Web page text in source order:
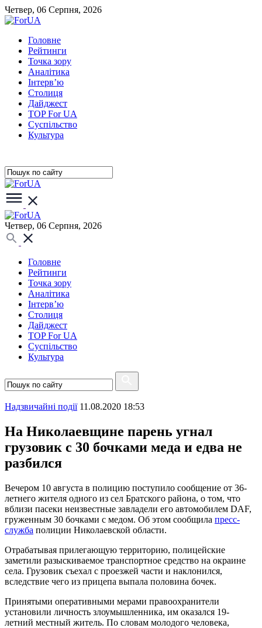
Четвер, 06 Серпня, 2026
Головне
Рейтинги
Точка зору
Аналітика
Інтерв’ю
Столиця
Дайджест
TOP For UA
Суспiльство
Культура
Четвер, 06 Серпня, 2026
Головне
Рейтинги
Точка зору
Аналітика
Інтерв’ю
Столиця
Дайджест
TOP For UA
Суспiльство
Культура
Надзвичайні події 11.08.2020 18:53
На Николаевщине парень угнал
грузовик с 30 бочками меда и едва не
разбился
Вечером 10 августа в полицию поступило сообщение от 36-
летнего жителя одного из сел Братского района, о том, что
вблизи пасеки неизвестные завладели его автомобилем DAF,
груженным 30 бочками с медом. Об этом сообщила пресс-
служба полиции Николаевской области.
Отрабатывая прилегающую территорию, полицейские
заметили разыскиваемое транспортное средство на окраине
села. Грузовик съехал с проезжей части и наклонился,
вследствие чего из прицепа выпала половина бочек.
Принятыми оперативными мерами правоохранители
установили личность злоумышленника, им оказался 19-
летний местный житель. По словам молодого человека,